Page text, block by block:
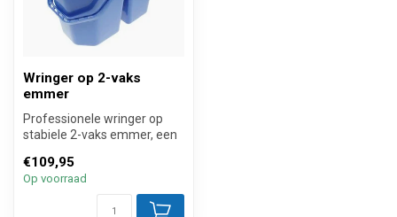
Wringer op 2-vaks
emmer
Professionele wringer op
stabiele 2-vaks emmer, een
w...
€109,95
Op voorraad